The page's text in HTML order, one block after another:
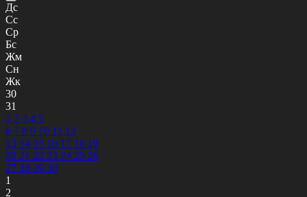
Дс
Сс
Ср
Бс
Жм
Сн
Жк
30
31
1 2 3 4 5
6 7 8 9 10 11 12
13 14 15 16 17 18 19
20 21 22 23 24 25 26
27 28 29 30
1
2